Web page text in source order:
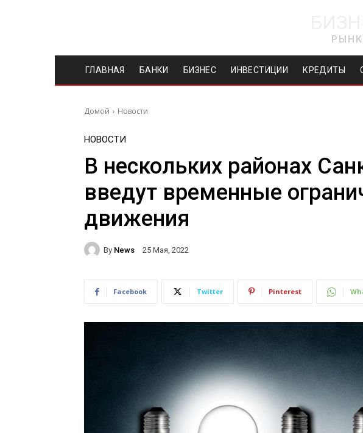
ГЛАВНАЯ БАНКИ БИЗНЕС ИНВЕСТИЦИИ КРЕДИТЫ
Домой Новости
НОВОСТИ
В нескольких районах
введут временные
движения
By News 25 Мая, 2022
Facebook Twitter Pinterest